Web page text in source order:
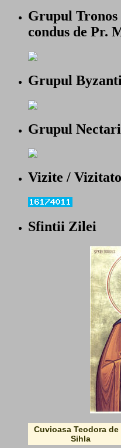
Grupul
condus de Pr.
Grupul
Grupul
Vizite /
Sfintii Zilei
Cuvioasa Teodora de
Sihla